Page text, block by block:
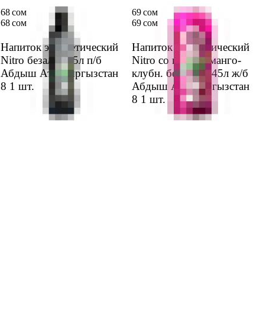
Напиток энерге­тический
Nitro безалк. 0,5л п/б
Абдыш Ата Кыргыз­стан
8 1 шт.
68 сом
68 сом
Напиток энерге­тический
Nitro со вкусом манго-
клубн. безалк. 0,45л ж/б
Абдыш Ата Кыргыз­стан
8 1 шт.
69 сом
69 сом